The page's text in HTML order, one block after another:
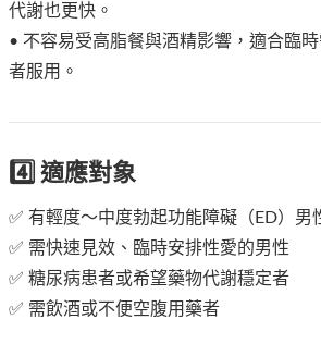
代謝也更快。
• 不容易受高脂餐與酒精影響，適合臨
者服用。
4️⃣ 適應對象
✅ 有輕度～中度勃起功能障礙（ED）男
✅ 需快速見效、臨時安排性愛的男性
✅ 糖尿病患者或希望藥物代謝穩定者
✅ 需飲酒或不便空腹用藥者